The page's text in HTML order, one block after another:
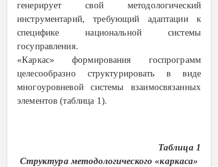
генерирует свой методологический
инструментарий, требующий адаптации к
специфике национальной системы
госуправления.
«Каркас» формирования госпрограмм
целесообразно структурировать в виде
многоуровневой системы взаимосвязанных
элементов (таблица 1).
Таблица 1
Структура методологического «каркаса»